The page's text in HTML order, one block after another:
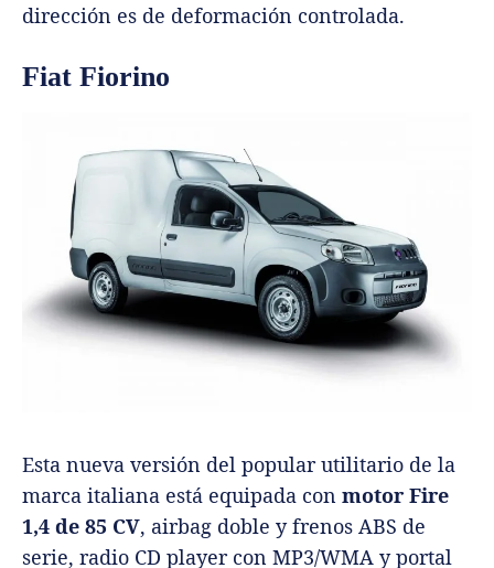
dirección es de deformación controlada.
Fiat Fiorino
Esta nueva versión del popular utilitario de la
marca italiana está equipada con motor Fire
1,4 de 85 CV, airbag doble y frenos ABS de
serie, radio CD player con MP3/WMA y portal